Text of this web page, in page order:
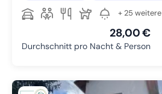
+ 25 weitere
28,00 €
Durchschnitt pro Nacht & Person